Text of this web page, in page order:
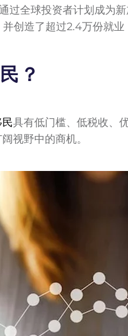
全球投资者计划成为
创造了超过2.4万份就业
？
具有低门槛、低税收、
视野中的商机。